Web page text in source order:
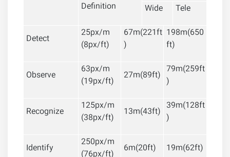
Definition
Wide
Tele
Detect
25px/m
(8px/ft)
67m(221ft
)
198m(650
ft)
Observe
63px/m
(19px/ft)
27m(89ft) 79m(259ft
)
Recognize
125px/m
(38px/ft)
13m(43ft) 39m(128ft
)
Identify
250px/m
6m(20ft) 19m(62ft)